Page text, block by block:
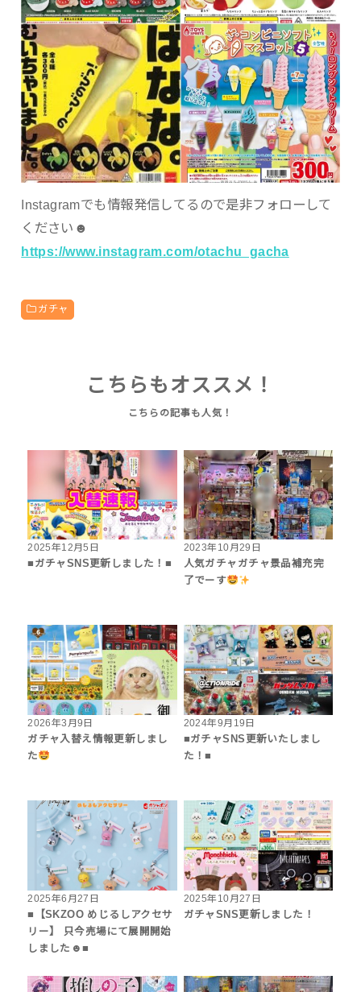
Instagramでも情報発信してるので是非フォローして
ください☻
https://www.instagram.com/otachu_gacha
ガチャ
こちらもオススメ！
2025年12月5日
■ガチャSNS更新しました！■
2023年10月29日
人気ガチャガチャ景品補充完
了でーす
2026年3月9日
ガチャ入替え情報更新しまし
た
2024年9月19日
■ガチャSNS更新いたしまし
た！■
2025年6月27日
■【SKZOO めじるしアクセサ
リー】 只今売場にて展開開始
しました☻■
2025年10月27日
ガチャSNS更新しました！